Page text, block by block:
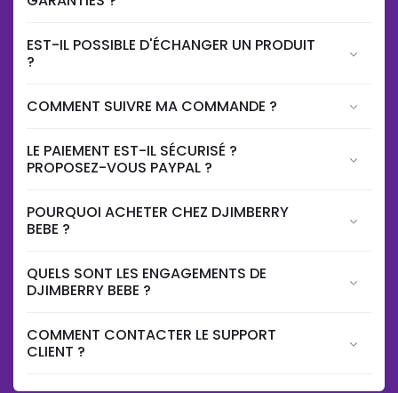
EST-IL POSSIBLE D'ÉCHANGER UN PRODUIT
?
COMMENT SUIVRE MA COMMANDE ?
LE PAIEMENT EST-IL SÉCURISÉ ?
PROPOSEZ-VOUS PAYPAL ?
POURQUOI ACHETER CHEZ DJIMBERRY
BEBE ?
QUELS SONT LES ENGAGEMENTS DE
DJIMBERRY BEBE ?
COMMENT CONTACTER LE SUPPORT
CLIENT ?